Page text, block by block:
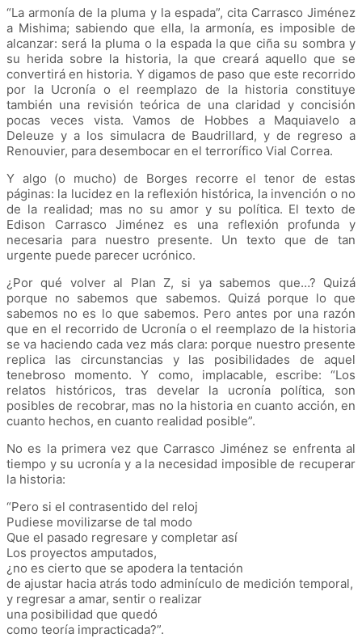
“La armonía de la pluma y la espada”, cita Carrasco Jiménez
a Mishima; sabiendo que ella, la armonía, es imposible de
alcanzar: será la pluma o la espada la que ciña su sombra y
su herida sobre la historia, la que creará aquello que se
convertirá en historia. Y digamos de paso que este recorrido
por la Ucronía o el reemplazo de la historia constituye
también una revisión teórica de una claridad y concisión
pocas veces vista. Vamos de Hobbes a Maquiavelo a
Deleuze y a los simulacra de Baudrillard, y de regreso a
Renouvier, para desembocar en el terrorífico Vial Correa.
Y algo (o mucho) de Borges recorre el tenor de estas
páginas: la lucidez en la reflexión histórica, la invención o no
de la realidad; mas no su amor y su política. El texto de
Edison Carrasco Jiménez es una reflexión profunda y
necesaria para nuestro presente. Un texto que de tan
urgente puede parecer ucrónico.
¿Por qué volver al Plan Z, si ya sabemos que…? Quizá
porque no sabemos que sabemos. Quizá porque lo que
sabemos no es lo que sabemos. Pero antes por una razón
que en el recorrido de Ucronía o el reemplazo de la historia
se va haciendo cada vez más clara: porque nuestro presente
replica las circunstancias y las posibilidades de aquel
tenebroso momento. Y como, implacable, escribe: “Los
relatos históricos, tras develar la ucronía política, son
posibles de recobrar, mas no la historia en cuanto acción, en
cuanto hechos, en cuanto realidad posible”.
No es la primera vez que Carrasco Jiménez se enfrenta al
tiempo y su ucronía y a la necesidad imposible de recuperar
la historia:
“Pero si el contrasentido del reloj
Pudiese movilizarse de tal modo
Que el pasado regresare y completar así
Los proyectos amputados,
¿no es cierto que se apodera la tentación
de ajustar hacia atrás todo adminículo de medición temporal,
y regresar a amar, sentir o realizar
una posibilidad que quedó
como teoría impracticada?”.